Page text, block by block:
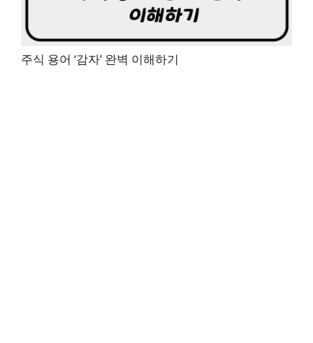
주식 용어 ‘감자’ 완벽 이해하기